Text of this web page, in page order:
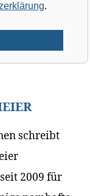
.
schreibt
2009 für